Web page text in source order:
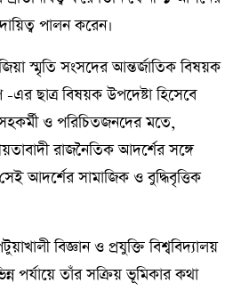
পালন করেন।
স্মৃতি সংসদের আন্তর্জাতিক বিষয়ক
ছাত্র বিষয়ক উপদেষ্টা হিসেবে
ও পরিচিতজনদের মতে,
রাজনৈতিক আদর্শের সঙ্গে
আদর্শের সামাজিক ও বুদ্ধিবৃত্তিক
বিজ্ঞান ও প্রযুক্তি বিশ্ববিদ্যালয়
পর্যায়ে তাঁর সক্রিয় ভূমিকার কথা